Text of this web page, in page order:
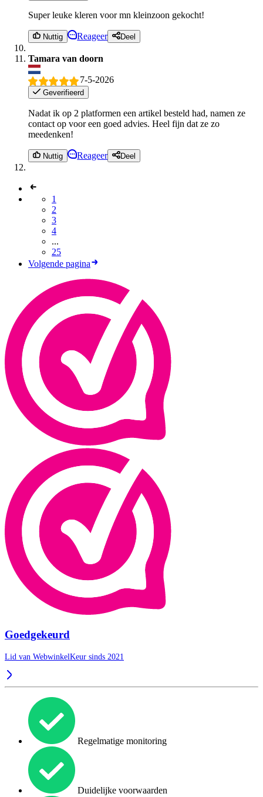
Super leuke kleren voor mn kleinzoon gekocht!
Nuttig Reageer Deel
Tamara van doorn
7-5-2026
Geverifieerd
Nadat ik op 2 platformen een artikel besteld had, namen ze
contact op voor een goed advies. Heel fijn dat ze zo
meedenken!
Nuttig Reageer Deel
1
2
3
4
...
25
Volgende pagina
Goedgekeurd
Lid van WebwinkelKeur sinds 2021
Regelmatige monitoring
Duidelijke voorwaarden